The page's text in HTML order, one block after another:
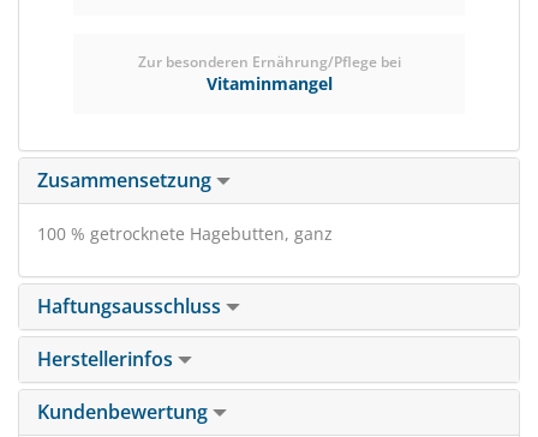
Zur besonderen Ernährung/Pflege bei
Vitaminmangel
Zusammensetzung
100 % getrocknete Hagebutten, ganz
Haftungsausschluss
Herstellerinfos
Kundenbewertung